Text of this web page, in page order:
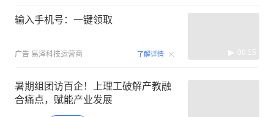
输入手机号：一键领取
广告 易泽科技运营商 了解详情 00:15
暑期组团访百企！上理工破解产教融
合痛点，赋能产业发展